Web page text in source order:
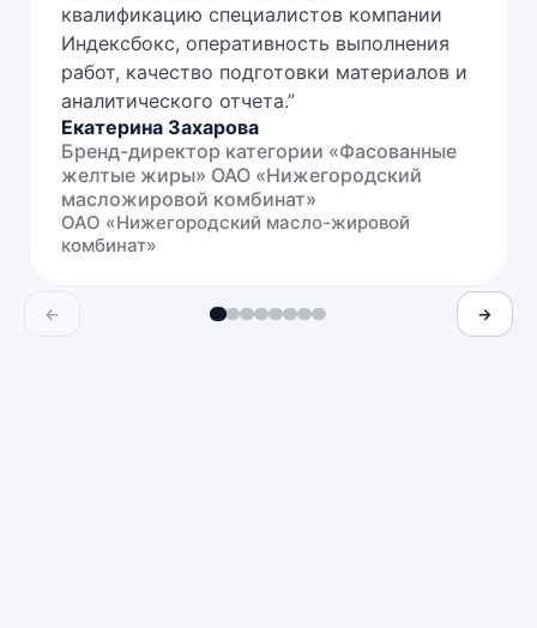
квалификацию специалистов компании
Индексбокс, оперативность выполнения
работ, качество подготовки материалов и
аналитического отчета.”
Екатерина Захарова
Бренд-директор категории «Фасованные
желтые жиры» ОАО «Нижегородский
масложировой комбинат»
ОАО «Нижегородский масло-жировой
комбинат»
← →